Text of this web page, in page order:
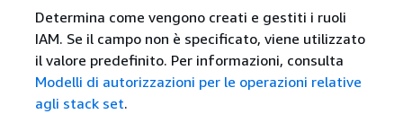
Determina come vengono creati e gestiti i ruoli
IAM. Se il campo non è specificato, viene utilizzato
il valore predefinito. Per informazioni, consulta
Modelli di autorizzazioni per le operazioni relative
agli stack set.